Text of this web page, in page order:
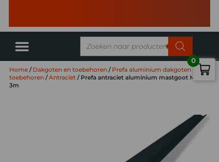
Home/ Dakgoten en toebehoren / Prefa aluminium dakgoten en
toebehoren /Antraciet / Prefa antraciet aluminium mastgoot M333 –
3m
0